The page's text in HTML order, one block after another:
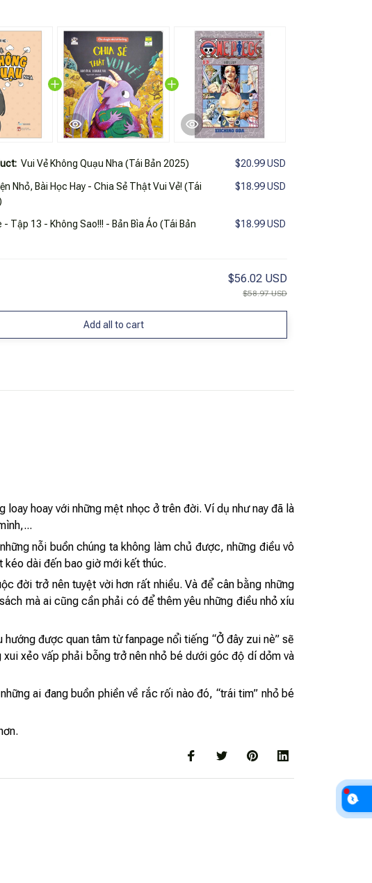
Vui Vẻ Không Quạu Nha (Tái Bản 2025) $20.99 USD
Nhỏ, Bài Học Hay - Chia Sẻ Thật Vui Vẻ! (Tái
$18.99 USD
- Tập 13 - Không Sao!!! - Bản Bìa Áo (Tái Bản
$18.99 USD
$56.02 USD
$58.97 USD
Add all to cart
hoay với những mệt nhọc ở trên đời. Ví dụ như nay đã là
nỗi buồn chúng ta không làm chủ được, những điều vô
kéo dài đến bao giờ mới kết thúc.
đời trở nên tuyệt vời hơn rất nhiều. Và để cân bằng những
mà ai cũng cần phải có để thêm yêu những điều nhỏ xíu
được quan tâm từ fanpage nổi tiếng “Ở đây zui nè” sẽ
xẻo vấp phải bỗng trở nên nhỏ bé dưới góc độ dí dỏm và
ai đang buồn phiền về rắc rối nào đó, “trái tim” nhỏ bé